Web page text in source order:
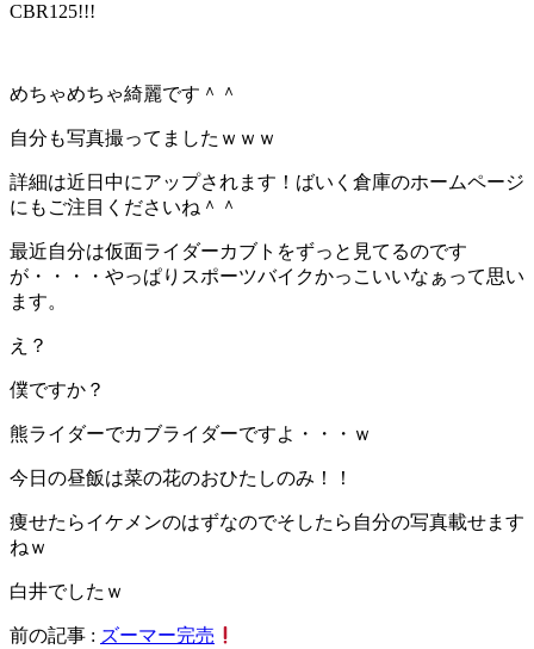
CBR125!!!
めちゃめちゃ綺麗です＾＾
自分も写真撮ってましたｗｗｗ
詳細は近日中にアップされます！ばいく倉庫のホームページ
にもご注目くださいね＾＾
最近自分は仮面ライダーカブトをずっと見てるのです
が・・・・やっぱりスポーツバイクかっこいいなぁって思い
ます。
え？
僕ですか？
熊ライダーでカブライダーですよ・・・ｗ
今日の昼飯は菜の花のおひたしのみ！！
痩せたらイケメンのはずなのでそしたら自分の写真載せます
ねｗ
白井でしたｗ
前の記事 : ズーマー完売